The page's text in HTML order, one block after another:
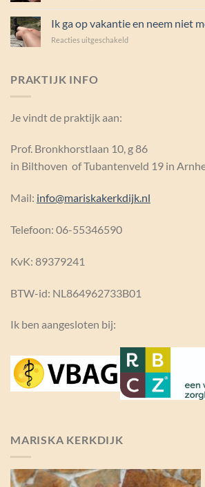
vanzelf
Ik ga op vakantie en neem niet
Reacties uitgeschakeldvoor
PRAKTIJK INFO
Je vindt de praktijk aan:
Prof. Bronkhorstlaan 10, g 86
in Bilthoven of Tubantenveld 19 in
Mail: info@mariskakerkdijk.nl
Telefoon: 06-55346590
KvK: 89379241
BTW-id: NL864962733B01
Ik ben aangesloten bij:
MARISKA KERKDIJK